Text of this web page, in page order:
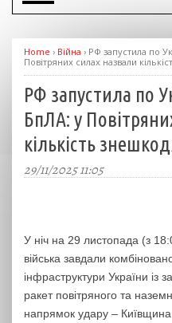
Home › Війна › РФ запустила по
Повітряних силах назвали
РФ запустила по
БпЛА: у
кількість
29/11/2025 11:05
У ніч на 29 листопада (з
війська завдали
інфраструктури України із
ракет повітряного та
напрямок удару – Київщина.